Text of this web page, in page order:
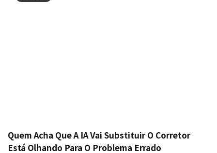
Quem Acha Que A IA Vai Substituir O Corretor
Está Olhando Para O Problema Errado